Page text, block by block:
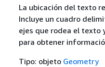
La ubicación del texto
Incluye un cuadro
ejes que rodea el texto
para obtener
Tipo: objeto Geometry